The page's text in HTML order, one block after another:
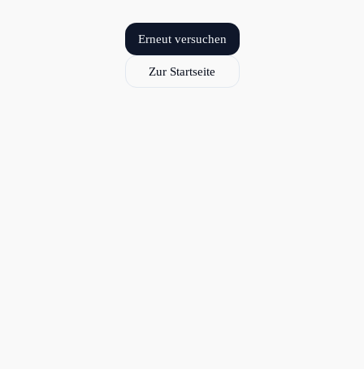
Erneut versuchen
Zur Startseite